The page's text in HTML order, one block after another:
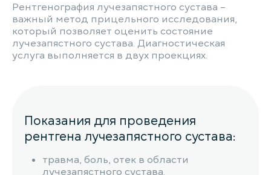
Рентгенография лучезапястного сустава –
важный метод прицельного исследования,
который позволяет оценить состояние
лучезапястного сустава. Диагностическая
услуга выполняется в двух проекциях.
Показания для проведения
рентгена лучезапястного сустава:
травма, боль, отек в области
лучезапястного сустава.